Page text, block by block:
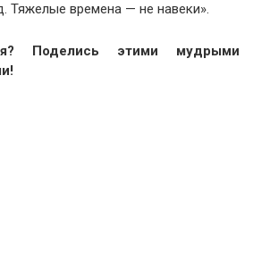
Тяжелые времена — не навеки».
Поделись этими мудрыми